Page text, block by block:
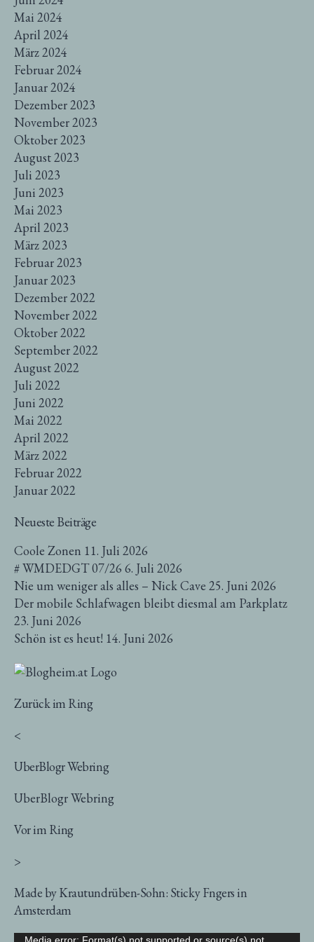
Mai 2024
April 2024
März 2024
Februar 2024
Januar 2024
Dezember 2023
November 2023
Oktober 2023
August 2023
Juli 2023
Juni 2023
Mai 2023
April 2023
März 2023
Februar 2023
Januar 2023
Dezember 2022
November 2022
Oktober 2022
September 2022
August 2022
Juli 2022
Juni 2022
Mai 2022
April 2022
März 2022
Februar 2022
Januar 2022
Neueste Beiträge
Coole Zonen 11. Juli 2026
# WMDEDGT 07/26 6. Juli 2026
Nie um weniger als alles – Nick Cave 25. Juni 2026
Der mobile Schlafwagen bleibt diesmal am Parkplatz
23. Juni 2026
Schön ist es heut! 14. Juni 2026
Zurück im Ring
<
UberBlogr Webring
UberBlogr Webring
Vor im Ring
>
Made by Krautundrüben-Sohn: Sticky Fngers in
Amsterdam
Media error: Format(s) not supported or source(s) not